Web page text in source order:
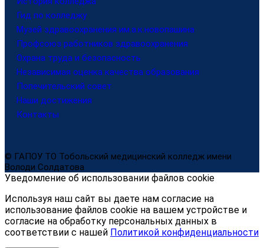
Гид по колледжу
Музей здравоохранения им.а.к.новопашина
Профсоюз работников здравоохранения
Охрана труда и безопасность
Независимая оценка качества образования
Попечительский совет
Наши достижения
Контакты
© ГАПОУ ТО Тобольский медицинский колледж имени
Володи Солдатова
Уведомление об использовании файлов cookie
Используя наш сайт вы даете нам согласие на
использование файлов cookie на вашем устройстве и
согласие на обработку персональных данных в
соответствии с нашей Политикой конфиденциальности